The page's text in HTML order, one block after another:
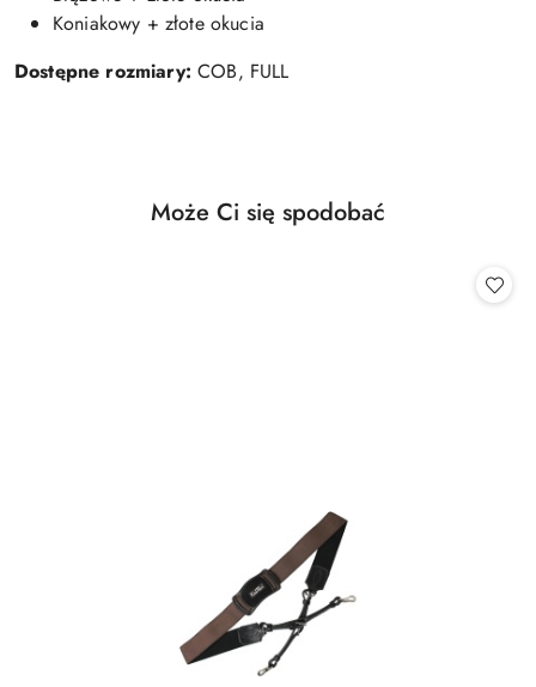
Koniakowy + złote okucia
Dostępne rozmiary: COB, FULL
Pomiń karuzelę produktów
Produkty
Może Ci się spodobać